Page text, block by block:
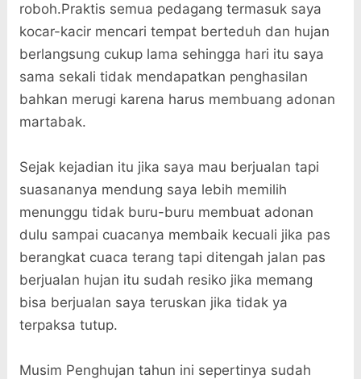
roboh.Praktis semua pedagang termasuk saya
kocar-kacir mencari tempat berteduh dan hujan
berlangsung cukup lama sehingga hari itu saya
sama sekali tidak mendapatkan penghasilan
bahkan merugi karena harus membuang adonan
martabak.
Sejak kejadian itu jika saya mau berjualan tapi
suasananya mendung saya lebih memilih
menunggu tidak buru-buru membuat adonan
dulu sampai cuacanya membaik kecuali jika pas
berangkat cuaca terang tapi ditengah jalan pas
berjualan hujan itu sudah resiko jika memang
bisa berjualan saya teruskan jika tidak ya
terpaksa tutup.
Musim Penghujan tahun ini sepertinya sudah